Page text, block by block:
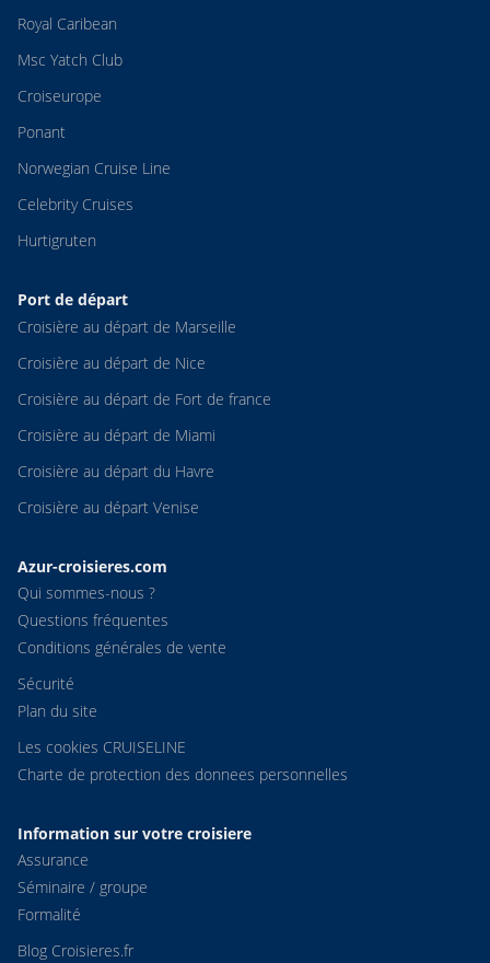
Royal Caribean
Msc Yatch Club
Croiseurope
Ponant
Norwegian Cruise Line
Celebrity Cruises
Hurtigruten
Port de départ
Croisière au départ de Marseille
Croisière au départ de Nice
Croisière au départ de Fort de france
Croisière au départ de Miami
Croisière au départ du Havre
Croisière au départ Venise
Azur-croisieres.com
Qui sommes-nous ?
Questions fréquentes
Conditions générales de vente
Sécurité
Plan du site
Les cookies CRUISELINE
Charte de protection des donnees personnelles
Information sur votre croisiere
Assurance
Séminaire / groupe
Formalité
Blog Croisieres.fr